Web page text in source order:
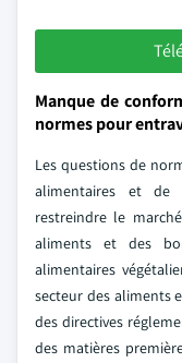
Manque de
normes pour
Les questions de
alimentaires et de
restreindre le
aliments et des
alimentaires
secteur des aliments
des directives
des matières